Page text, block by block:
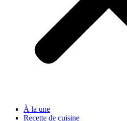
À la une
Recette de cuisine